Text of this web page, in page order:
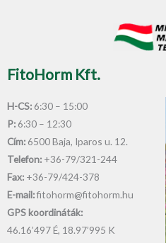
-
f
FitoHorm Kft.
H-CS: 6:30 – 15:00
P: 6:30 – 12:30
Cím: 6500 Baja, Iparos u. 12.
Telefon: +36-79/321-244
Fax: +36-79/424-378
E-mail:fitohorm@fitohorm.hu
GPS koordináták:
46.16’497 É, 18.97’995 K